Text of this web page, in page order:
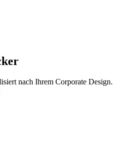
nach Ihrem Corporate Design.